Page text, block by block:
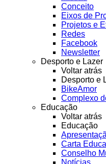
Conceito
Eixos de
Projetos e
Redes
Facebook
Newsletter
Desporto e Lazer
Voltar atrás
Desporto e
BikeAmor
Complexo
Educação
Voltar atrás
Educação
Carta
Conselho
Notícias